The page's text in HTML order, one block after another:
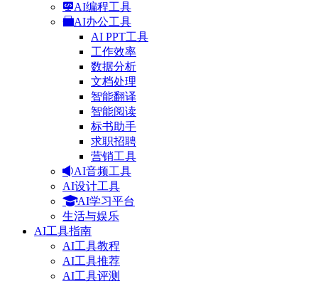
AI编程工具
AI办公工具
AI PPT工具
工作效率
数据分析
文档处理
智能翻译
智能阅读
标书助手
求职招聘
营销工具
AI音频工具
AI设计工具
AI学习平台
生活与娱乐
AI工具指南
AI工具教程
AI工具推荐
AI工具评测